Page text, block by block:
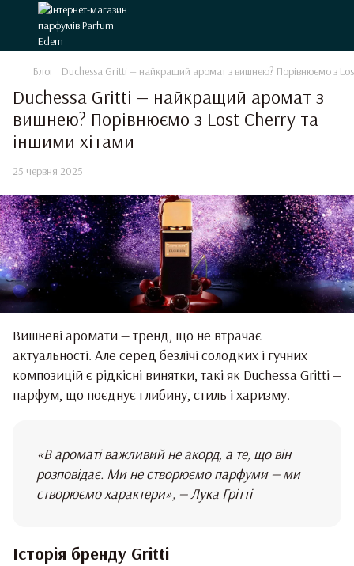
Блог Duchessa Gritti — найкращий аромат з вишнею? Порівнюємо з
Duchessa Gritti — найкращий аромат з
вишнею? Порівнюємо з Lost Cherry та
іншими хітами
25 червня 2025
Вишневі аромати — тренд, що не втрачає
актуальності. Але серед безлічі солодких і гучних
композицій є рідкісні винятки, такі як Duchessa Gritti —
парфум, що поєднує глибину, стиль і харизму.
«В ароматі важливий не акорд, а те, що він
розповідає. Ми не створюємо парфуми — ми
створюємо характери», — Лука Грітті
Історія бренду Gritti